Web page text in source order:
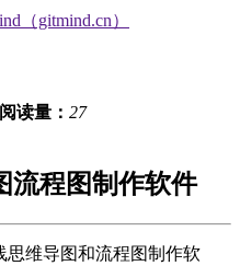
（gitmind.cn）
阅读量： 27
流程图制作软件
思维导图和流程图制作软